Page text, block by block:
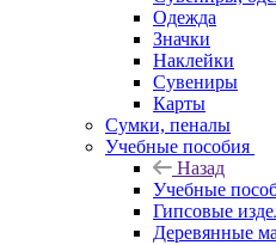
Одежда
Значки
Наклейки
Сувениры
Карты
Сумки, пеналы
Учебные пособия
Назад
Учебные
Гипсовые
Деревянные